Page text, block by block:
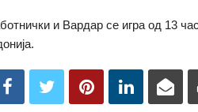
и Вардар се игра од 13